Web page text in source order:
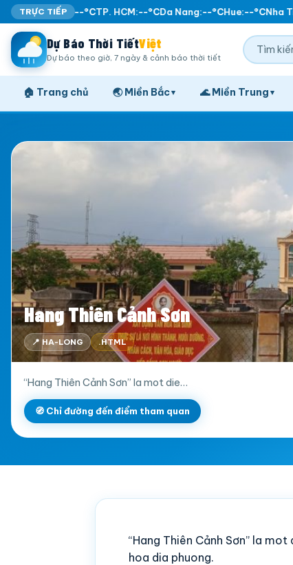
TRỰC TIẾP
Ha Noi: --°CTP. HCM:--°CDa Nang:--°CHue:--°CNha
Dự Báo Thời TiếtViệt
Dự báo theo giờ, 7 ngày & cảnh báo thời tiết
🏠 Trang chủ 🌏 Miền Bắc▾ 🌊 Miền Trung ▾
Hang Thiên Cảnh Sơn
📍 HA-LONG .HTML
“Hang Thiên Cảnh Sơn” la mot die…
🧭 Chỉ đường đến điểm tham quan
“Hang Thiên Cảnh Sơn” la
hoa dia phuong.